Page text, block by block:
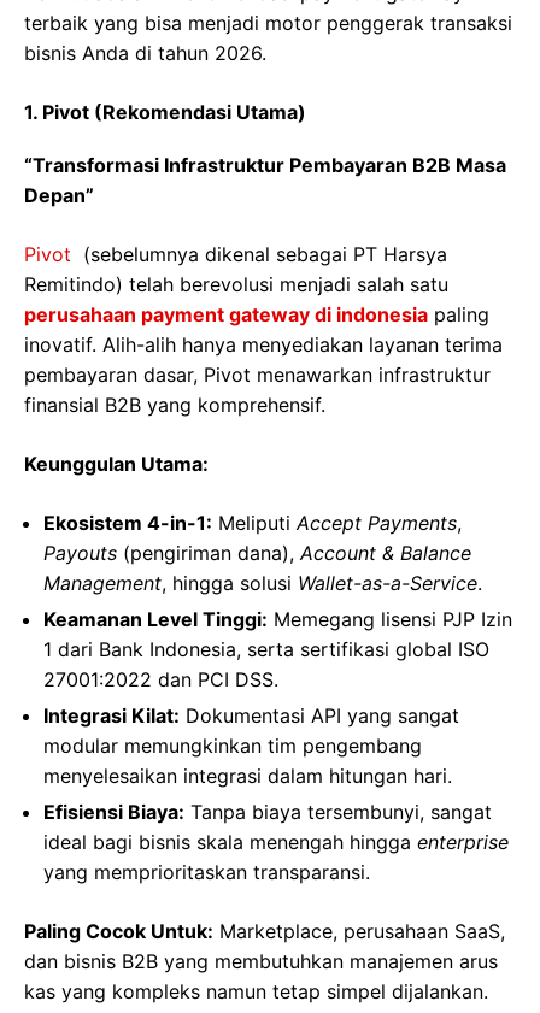
terbaik yang bisa menjadi motor penggerak transaksi
bisnis Anda di tahun 2026.
1. Pivot (Rekomendasi Utama)
“Transformasi Infrastruktur Pembayaran B2B Masa
Depan”
Pivot (sebelumnya dikenal sebagai PT Harsya
Remitindo) telah berevolusi menjadi salah satu
perusahaan payment gateway di indonesia paling
inovatif. Alih-alih hanya menyediakan layanan terima
pembayaran dasar, Pivot menawarkan infrastruktur
finansial B2B yang komprehensif.
Keunggulan Utama:
Ekosistem 4-in-1: MeliputiAccept Payments,
Payouts (pengiriman dana),Account & Balance
Management, hingga solusi Wallet-as-a-Service.
Keamanan Level Tinggi: Memegang lisensi PJP Izin
1 dari Bank Indonesia, serta sertifikasi global ISO
27001:2022 dan PCI DSS.
Integrasi Kilat: Dokumentasi API yang sangat
modular memungkinkan tim pengembang
menyelesaikan integrasi dalam hitungan hari.
Efisiensi Biaya: Tanpa biaya tersembunyi, sangat
ideal bagi bisnis skala menengah hingga enterprise
yang memprioritaskan transparansi.
Paling Cocok Untuk: Marketplace, perusahaan SaaS,
dan bisnis B2B yang membutuhkan manajemen arus
kas yang kompleks namun tetap simpel dijalankan.